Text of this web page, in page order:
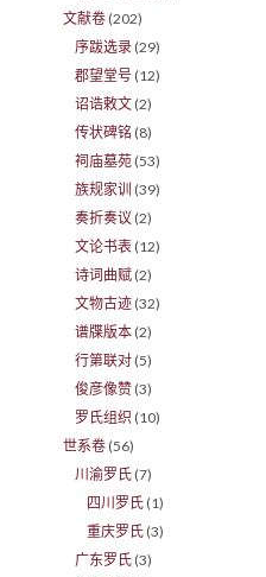
文献卷 (202)
序跋选录 (29)
郡望堂号 (12)
诏诰敕文 (2)
传状碑铭 (8)
祠庙墓苑 (53)
族规家训 (39)
奏折奏议 (2)
文论书表 (12)
诗词曲赋 (2)
文物古迹 (32)
谱牒版本 (2)
行第联对 (5)
俊彦像赞 (3)
罗氏组织 (10)
世系卷 (56)
川渝罗氏 (7)
四川罗氏 (1)
重庆罗氏 (3)
广东罗氏 (3)